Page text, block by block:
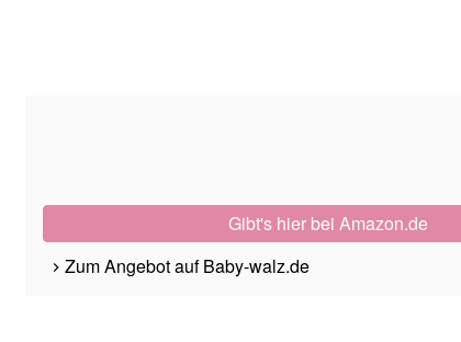
Gibt's hier bei Amazon.de
Zum Angebot auf Baby-walz.de